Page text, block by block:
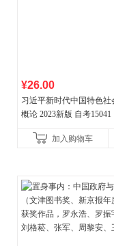
¥26.00
习近平新时代中国特色社
概论 2023新版 自考15041
加入购物车